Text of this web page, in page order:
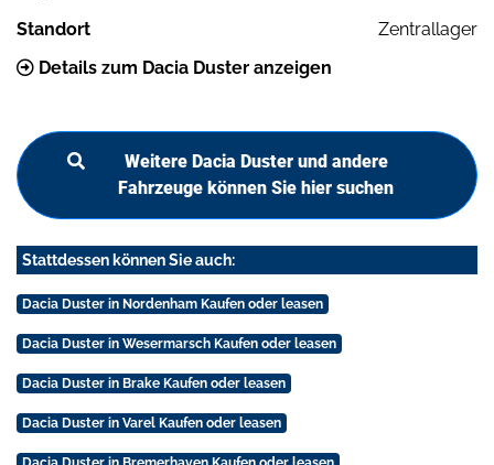
Standort
Zentrallager
Details zum Dacia Duster anzeigen
Weitere Dacia Duster und andere
Fahrzeuge können Sie hier suchen
Stattdessen können Sie auch:
Dacia Duster in Nordenham Kaufen oder leasen
Dacia Duster in Wesermarsch Kaufen oder leasen
Dacia Duster in Brake Kaufen oder leasen
Dacia Duster in Varel Kaufen oder leasen